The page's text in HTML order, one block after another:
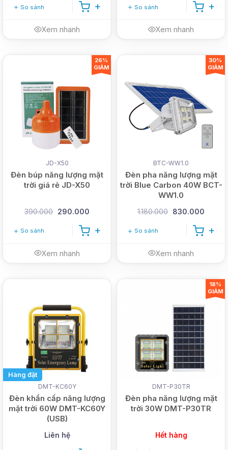
So sánh
Xem nhanh
So sánh
Xem nhanh
JD-X50
Đèn búp năng lượng mặt
trời giá rẻ JD-X50
390.000 290.000
So sánh
Xem nhanh
26%
GIẢM
BTC-WW1.0
Đèn pha năng lượng mặt
trời Blue Carbon 40W BCT-
WW1.0
1.180.000 830.000
So sánh
Xem nhanh
30%
GIẢM
Hàng đặt
DMT-KC60Y
Đèn khẩn cấp năng lượng
mặt trời 60W DMT-KC60Y
(USB)
Liên hệ
DMT-P30TR
Đèn pha năng lượng mặt
trời 30W DMT-P30TR
Hết hàng
18%
GIẢM